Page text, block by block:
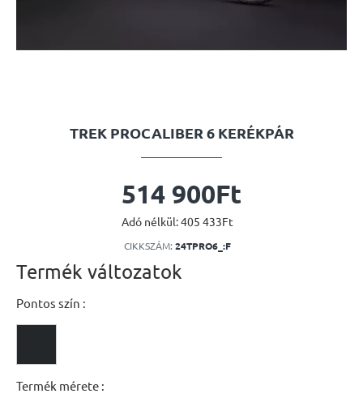
TREK PROCALIBER 6 KERÉKPÁR
514 900Ft
Adó nélkül: 405 433Ft
CIKKSZÁM: 24TPRO6_:F
Termék változatok
Pontos szín :
Termék mérete :